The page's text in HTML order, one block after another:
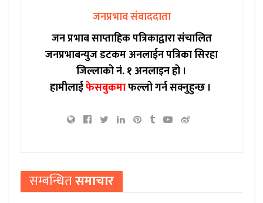
जनप्रभाव संवाददाता
जन प्रभाब साप्ताहिक पत्रिकाद्वारा संचालित
जनप्रभाबन्युज डटकम अनलाईन पत्रिका सिरहा
जिल्लाको नं. १ अनलाइन हो ।
हामीलाईफेसबुकमाफल्लो गर्न सक्नुहुन्छ ।
सम्बन्धितसमाचार